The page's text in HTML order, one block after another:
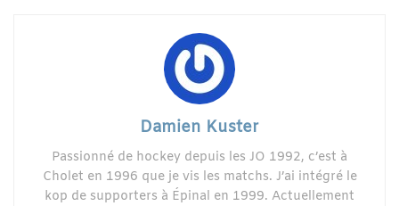
Damien Kuster
Passionné de hockey depuis les JO 1992, c’est à
Cholet en 1996 que je vis les matchs. J’ai intégré le
kop de supporters à Épinal en 1999. Actuellement